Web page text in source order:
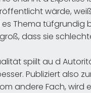
wärde,
Thema tüfgrundig
dass sie
spiilt au d
Publiziert also
andere Fach, wird